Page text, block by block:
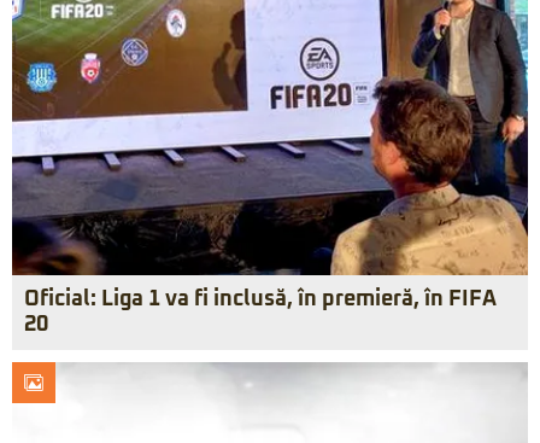
Oficial: Liga 1 va fi inclusă, în premieră, în FIFA
20